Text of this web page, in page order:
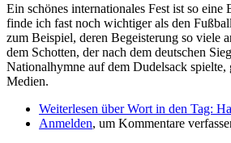
Ein schönes internationales Fest ist so eine
finde ich fast noch wichtiger als den
zum Beispiel, deren Begeisterung so viele
dem Schotten, der nach dem deutschen
Nationalhymne auf dem Dudelsack spielte,
Medien.
Weiterlesen über Wort in den Tag:
Anmelden, um Kommentare